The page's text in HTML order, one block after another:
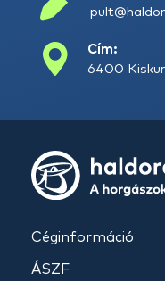
Cím:
6400
Céginformáció
ÁSZF